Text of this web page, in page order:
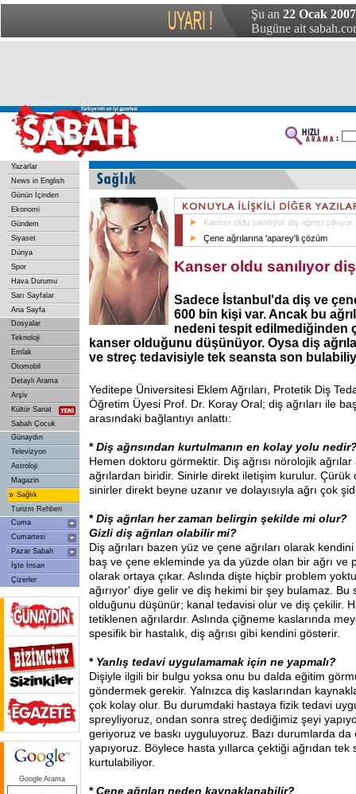
Şu an 22 Ocak
Bugüne ait
Yazarlar
News in English
Günün İçinden
Ekonomi
Gündem
Siyaset
Dünya
Spor
Hava Durumu
Sarı Sayfalar
Ana Sayfa
Dosyalar
Teknoloji
Emlak
Otomobil
Detaylı Arama
Arşiv
Kültür Sanat
Sabah Çocuk
Günaydın
Televizyon
Astroloji
Magazin
» Sağlık
Turizm Rehberi
Cuma
Cumartesi
Pazar Sabah
İşte İnsan
Çizerler
Google Arama
Kanser oldu sanılıyor diş ağrısı çıkıyor
Çene ağrılarına 'aparey'li çözüm
Kanser oldu sanılıyor diş
Sadece İstanbul'da diş ve
600 bin kişi var. Ancak bu
nedeni tespit edilmediğinden
kanser olduğunu düşünüyor. Oysa diş
ve streç tedavisiyle tek seansta son
Yeditepe Üniversitesi Eklem Ağrıları, Protetik Diş
Öğretim Üyesi Prof. Dr. Koray Oral; diş ağrıları ile
arasındaki bağlantıyı anlattı:
*Diş ağrısından kurtulmanın en kolay yolu
Hemen doktoru görmektir. Diş ağrısı nörolojik
ağrılardan biridir. Sinirle direkt iletişim kurulur. Çürük
sinirler direkt beyne uzanır ve dolayısıyla ağrı çok
*Diş ağrıları her zaman belirgin şekilde mi olur?
Gizli diş ağrıları olabilir mi?
Diş ağrıları bazen yüz ve çene ağrıları olarak
baş ve çene ekleminde ya da yüzde olan bir ağrı ve
olarak ortaya çıkar. Aslında dişte hiçbir problem
ağırıyor' diye gelir ve diş hekimi bir şey bulamaz. Bu
olduğunu düşünür; kanal tedavisi olur ve diş çekilir.
tetiklenen ağrılardır. Aslında çiğneme kaslarında
spesifik bir hastalık, diş ağrısı gibi kendini gösterir.
* Yanlış tedavi uygulamamak için ne yapmalı?
Dişiyle ilgili bir bulgu yoksa onu bu dalda eğitim
göndermek gerekir. Yalnızca diş kaslarından
çok kolay olur. Bu durumdaki hastaya fizik tedavi
spreyliyoruz, ondan sonra streç dediğimiz şeyi
geriyoruz ve baskı uyguluyoruz. Bazı durumlarda
yapıyoruz. Böylece hasta yıllarca çektiği ağrıdan tek
kurtulabiliyor.
*Çene ağrıları neden kaynaklanabilir?